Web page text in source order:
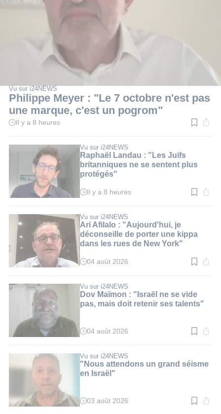
Vu sur i24NEWS
Philippe Meyer : "Le 7 octobre n'est pas
une marque, c'est un pogrom"
Temps
:
Il y a 8 heures
Vu sur i24NEWS
Raphaël Landau : "Les Juifs
britanniques ne se sentent plus
protégés"
Temps
:
2
min.
Il y a 8 heures
Vu sur i24NEWS
Ari Afilalo : "Aujourd'hui, je
déconseille de porter une kippa
dans les rues de New York"
Temps
:
3
min.
04 août 2026
Vu sur i24NEWS
Dov Maïmon : "Israël ne se vide
pas, mais doit retenir ses talents"
Temps
:
3
min.
04 août 2026
Vu sur i24NEWS
"Nous attendons un grand séisme
en Israël"
Temps
03 août 2026